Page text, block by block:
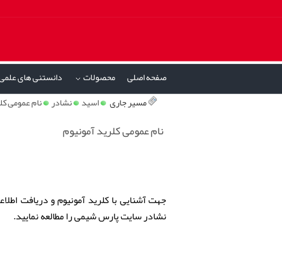
صفحه اصلی محصولات دانستنی های
مسیر جاری
» اسید نشادر نام عمومی
نام عمومی کلرید آمونیوم
جهت آشنایی با کلرید آمونیوم و دریافت
نشادر سایت پارس شیمی را مطالعه نمایید.